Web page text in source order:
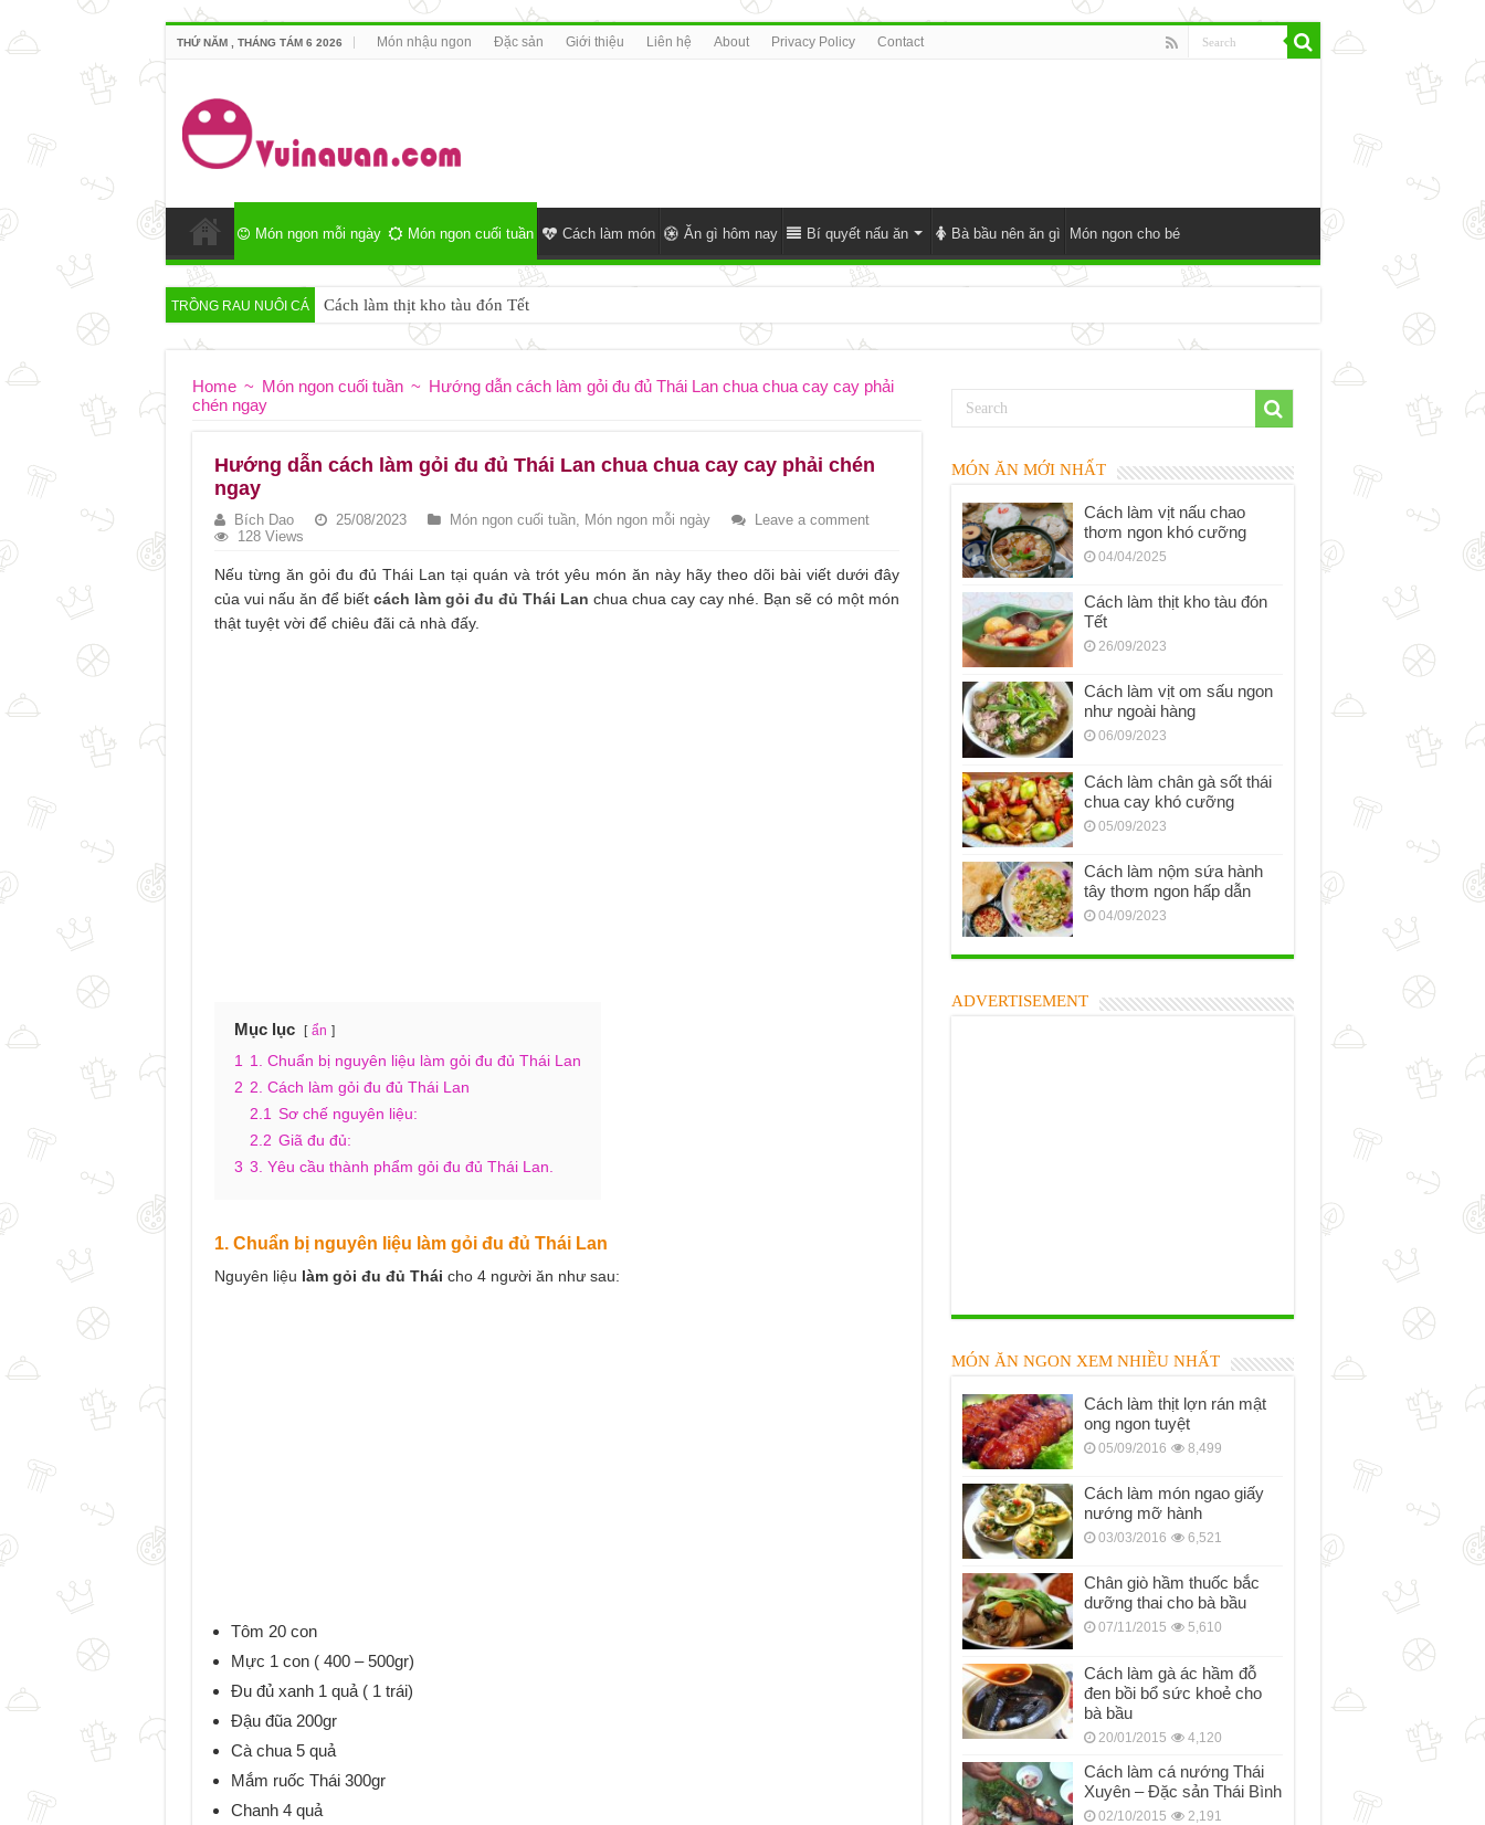
THỨ NĂM , THÁNG TÁM 6 2026 Món nhậu ngon Đặc sản Giới thiệu Liên hệ About Privacy Policy Contact
Món ngon mỗi ngày Món ngon cuối tuần Cách làm món Ăn gì hôm nay Bí quyết nấu ăn Bà bầu nên ăn gì Món ngon cho bé
TRỒNG RAU NUÔI CÁ Cách làm thịt kho tàu đón Tết
Home ~ Món ngon cuối tuần ~ Hướng dẫn cách làm gỏi đu đủ Thái Lan chua chua cay cay phải
chén ngay
Hướng dẫn cách làm gỏi đu đủ Thái Lan chua chua cay cay phải chén
ngay
Bích Dao 25/08/2023 Món ngon cuối tuần, Món ngon mỗi ngày
Leave a comment
128 Views
Nếu từng ăn gỏi đu đủ Thái Lan tại quán và trót yêu món ăn này hãy theo dõi bài viết dưới đây
của vui nấu ăn để biết cách làm gỏi đu đủ Thái Lan chua chua cay cay nhé. Bạn sẽ có một món
thật tuyệt vời để chiêu đãi cả nhà đấy.
Mục lục ẩn
1 1. Chuẩn bị nguyên liệu làm gỏi đu đủ Thái Lan
2 2. Cách làm gỏi đu đủ Thái Lan
2.1 Sơ chế nguyên liệu:
2.2 Giã đu đủ:
3 3. Yêu cầu thành phẩm gỏi đu đủ Thái Lan.
1. Chuẩn bị nguyên liệu làm gỏi đu đủ Thái Lan
Nguyên liệu làm gỏi đu đủ Thái cho 4 người ăn như sau:
Tôm 20 con
Mực 1 con ( 400 – 500gr)
Đu đủ xanh 1 quả ( 1 trái)
Đậu đũa 200gr
Cà chua 5 quả
Mắm ruốc Thái 300gr
Chanh 4 quả
MÓN ĂN MỚI NHẤT
Cách làm vịt nấu chao
thơm ngon khó cưỡng
04/04/2025
Cách làm thịt kho tàu đón
Tết
26/09/2023
Cách làm vịt om sấu ngon
như ngoài hàng
06/09/2023
Cách làm chân gà sốt thái
chua cay khó cưỡng
05/09/2023
Cách làm nộm sứa hành
tây thơm ngon hấp dẫn
04/09/2023
ADVERTISEMENT
MÓN ĂN NGON XEM NHIỀU NHẤT
Cách làm thịt lợn rán mật
ong ngon tuyệt
05/09/2016 8,499
Cách làm món ngao giấy
nướng mỡ hành
03/03/2016 6,521
Chân giò hầm thuốc bắc
dưỡng thai cho bà bầu
07/11/2015 5,610
Cách làm gà ác hầm đỗ
đen bồi bổ sức khoẻ cho
bà bầu
20/01/2015 4,120
Cách làm cá nướng Thái
Xuyên – Đặc sản Thái Bình
02/10/2015 2,191